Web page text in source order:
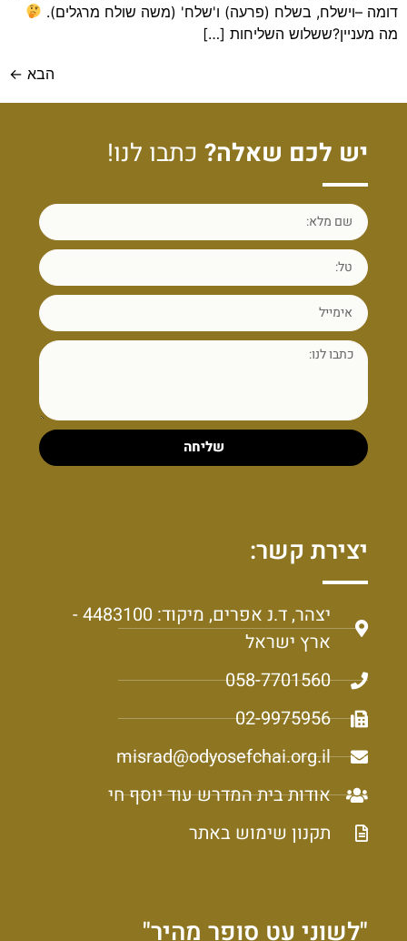
דומה –וישלח, בשלח (פרעה) ו'שלח' (משה שולח מרגלים).
מה מעניין?ששלוש השליחות […]
הבא ←
יש לכם שאלה? כתבו לנו!
שליחה
יצירת קשר:
יצהר, ד.נ אפרים, מיקוד: 4483100 -
ארץ ישראל
058-7701560
02-9975956
misrad@odyosefchai.org.il
אודות בית המדרש עוד יוסף חי
תקנון שימוש באתר
"לשוני עט סופר מהיר"